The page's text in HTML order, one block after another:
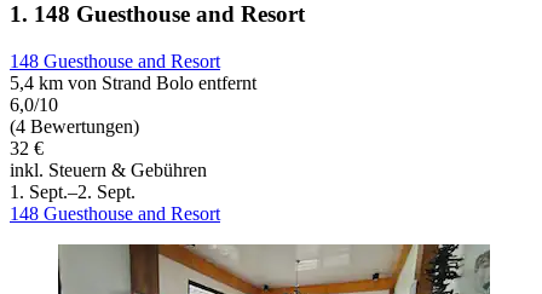
1. 148 Guesthouse and Resort
148 Guesthouse and Resort
5,4 km von Strand Bolo entfernt
6,0/10
(4 Bewertungen)
32 €
inkl. Steuern & Gebühren
1. Sept.–2. Sept.
148 Guesthouse and Resort